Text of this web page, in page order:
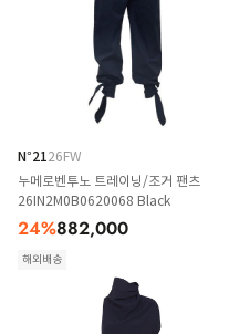
N°2126FW
누메로벤투노 트레이닝/조거 팬츠
26IN2M0B0620068 Black
24%882,000
해외배송